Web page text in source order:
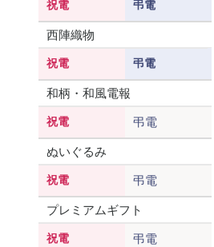
祝電 弔電
西陣織物
祝電 弔電
和柄・和風電報
祝電 弔電
ぬいぐるみ
祝電 弔電
プレミアムギフト
祝電 弔電